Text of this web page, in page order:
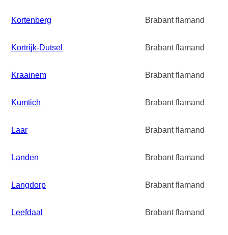
Kortenberg Brabant flamand
Kortrijk-Dutsel Brabant flamand
Kraainem Brabant flamand
Kumtich Brabant flamand
Laar Brabant flamand
Landen Brabant flamand
Langdorp Brabant flamand
Leefdaal Brabant flamand